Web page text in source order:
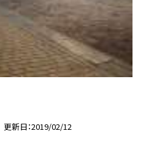
更新日 2019/02/12